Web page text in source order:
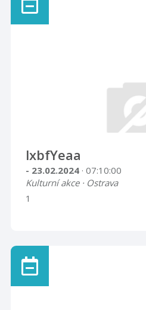
lxbfYeaa
- 23.02.2024 · 07:10:00
Kulturní akce · Ostrava
1